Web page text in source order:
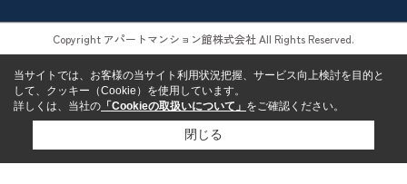
Copyright アパートマンション館株式会社 All Rights Reserved.
当サイトでは、お客様の当サイト利用状況把握、サービス向上検討を目的と
して、クッキー（Cookie）を使用しています。
詳しくは、当社の 「Cookieの取扱いについて」 をご確認ください。
閉じる